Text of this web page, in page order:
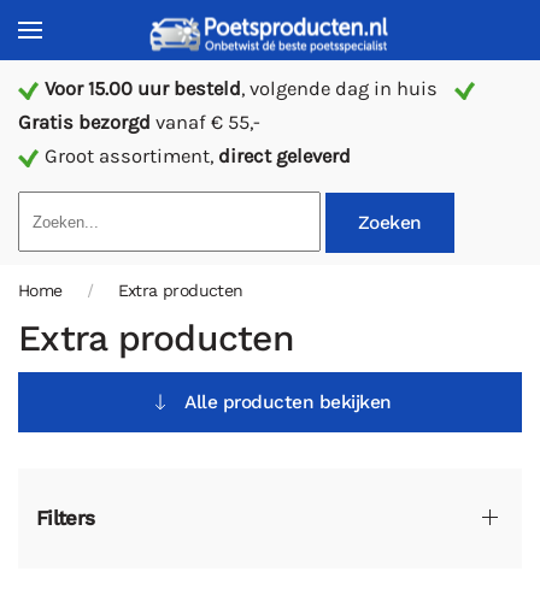
Voor 15.00 uur besteld, volgende dag in huis
Gratis bezorgd vanaf € 55,-
Groot assortiment, direct geleverd
Zoeken
Home Extra producten
Extra producten
Alle producten bekijken
Filters